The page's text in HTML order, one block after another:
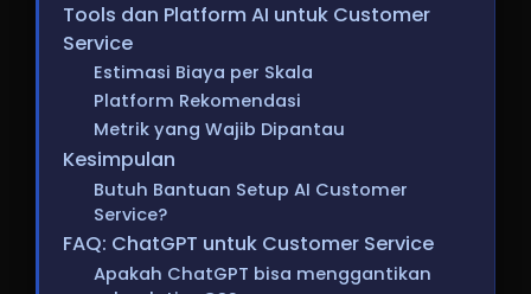
Tools dan Platform AI untuk Customer
Service
Estimasi Biaya per Skala
Platform Rekomendasi
Metrik yang Wajib Dipantau
Kesimpulan
Butuh Bantuan Setup AI Customer
Service?
FAQ: ChatGPT untuk Customer Service
Apakah ChatGPT bisa menggantikan